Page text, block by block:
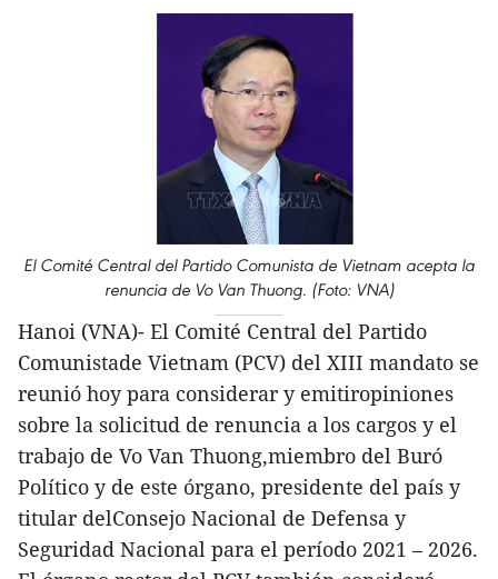
El Comité Central del Partido Comunista de Vietnam acepta la
renuncia de Vo Van Thuong. (Foto: VNA)
Hanoi (VNA)- El Comité Central del Partido
Comunistade Vietnam (PCV) del XIII mandato se
reunió hoy para considerar y emitiropiniones
sobre la solicitud de renuncia a los cargos y el
trabajo de Vo Van Thuong,miembro del Buró
Político y de este órgano, presidente del país y
titular delConsejo Nacional de Defensa y
Seguridad Nacional para el período 2021 – 2026.